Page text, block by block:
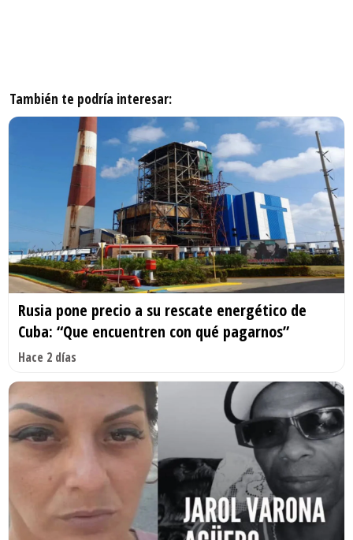
También te podría interesar:
Rusia pone precio a su rescate energético de
Cuba: “Que encuentren con qué pagarnos”
Hace 2 días